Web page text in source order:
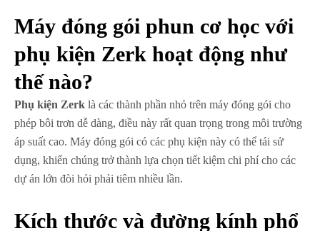
Máy đóng gói phun cơ học với
phụ kiện Zerk hoạt động như
thế nào?
Phụ kiện Zerk là các thành phần nhỏ trên máy đóng gói cho
phép bôi trơn dễ dàng, điều này rất quan trọng trong môi trường
áp suất cao. Máy đóng gói có các phụ kiện này có thể tái sử
dụng, khiến chúng trở thành lựa chọn tiết kiệm chi phí cho các
dự án lớn đòi hỏi phải tiêm nhiều lần.
Kích thước và đường kính phổ